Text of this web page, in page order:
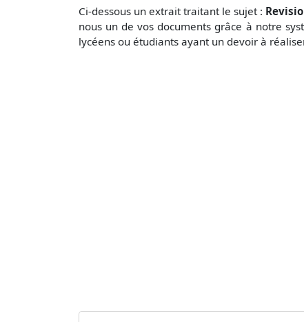
Ci-dessous un extrait traitant le sujet :
nous un de vos documents grâce à notre
lycéens ou étudiants ayant un devoir à